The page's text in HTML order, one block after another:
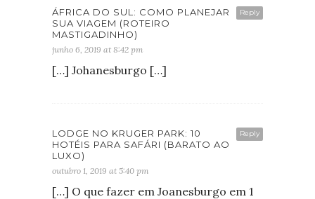
Reply
ÁFRICA DO SUL: COMO PLANEJAR
SUA VIAGEM (ROTEIRO
MASTIGADINHO)
junho 6, 2019 at 8:42 pm
[…] Johanesburgo […]
Reply
LODGE NO KRUGER PARK: 10
HOTÉIS PARA SAFÁRI (BARATO AO
LUXO)
outubro 1, 2019 at 5:40 pm
[…] O que fazer em Joanesburgo em 1